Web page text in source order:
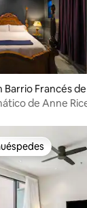
Francés
de Anne